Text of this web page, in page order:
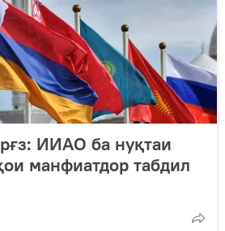
ИИАО ба нуқтаи
манфиатдор табдил